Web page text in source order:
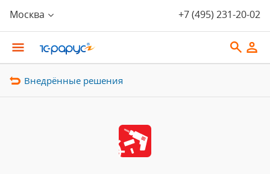
Москва +7 (495) 231-20-02
Внедрённые решения